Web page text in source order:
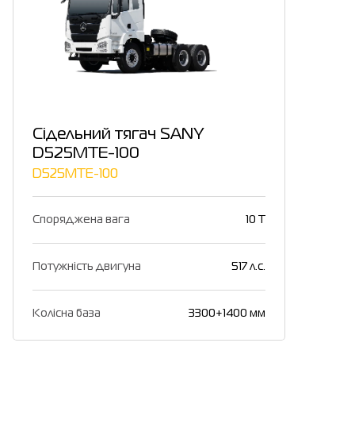
Сідельний тягач SANY
D525MTE-100
D525MTE-100
Споряджена вага 10 T
Потужність двигуна 517 л.с.
Колісна база 3300+1400 мм